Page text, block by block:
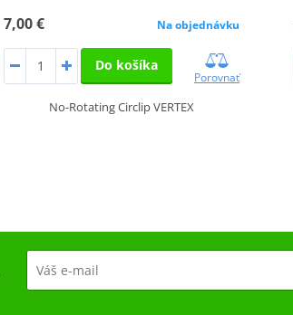
7,00 € Na objednávku
Do košíka
Porovnať
No-Rotating Circlip VERTEX